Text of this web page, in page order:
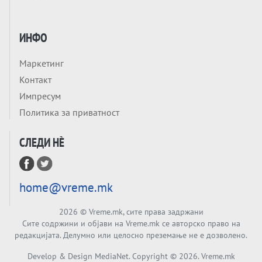
со отпор, а Европа гледа почеток на
Брисел ги менува правилата за
проширување: НОВИ ЗАШТИТНИ
МЕХАНИЗМИ ЗА ИДНИТЕ ЧЛЕНКИ НА ЕУ
Вечер Анализа
ИНФО
Маркетинг
Контакт
Импресум
Политика за приватност
СЛЕДИ НÈ
home@vreme.mk
2026 © Vreme.mk, сите права задржани
Сите содржини и објави на Vreme.mk се авторско право на
редакцијата. Делумно или целосно преземање не е дозволено.
Develop & Design MediaNet. Copyright © 2026. Vreme.mk